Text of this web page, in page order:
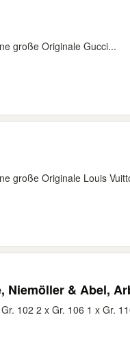
große Originale Gucci...
große Originale Louis
Niemöller & Abel,
102 2 x Gr. 106 1 x Gr.